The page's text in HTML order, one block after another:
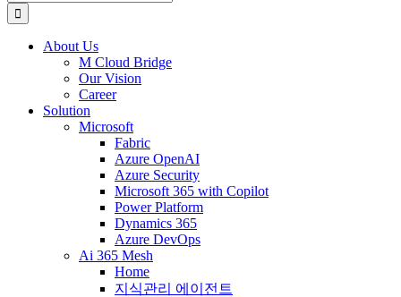
색:
About Us
M Cloud Bridge
Our Vision
Career
Solution
Microsoft
Fabric
Azure OpenAI
Azure Security
Microsoft 365 with Copilot
Power Platform
Dynamics 365
Azure DevOps
Ai 365 Mesh
Home
지식관리 에이전트